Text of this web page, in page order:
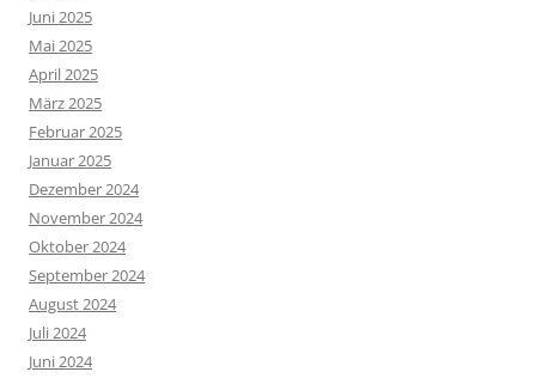
Juni 2025
Mai 2025
April 2025
März 2025
Februar 2025
Januar 2025
Dezember 2024
November 2024
Oktober 2024
September 2024
August 2024
Juli 2024
Juni 2024